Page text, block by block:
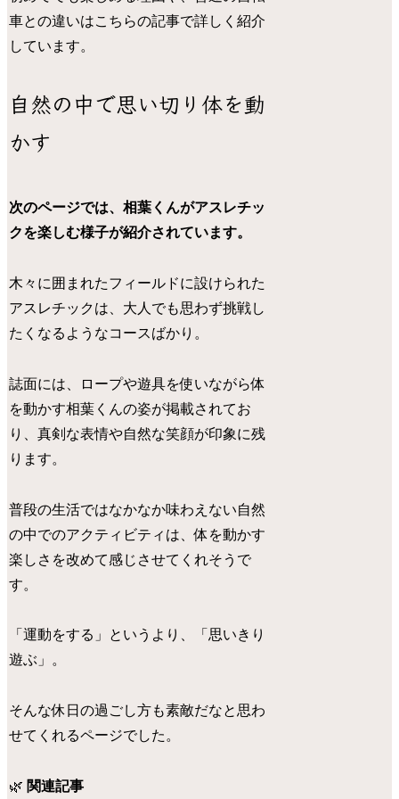
車との違いはこちらの記事で詳しく紹介
しています。
自然の中で思い切り体を動
かす
次のページでは、相葉くんがアスレチッ
クを楽しむ様子が紹介されています。
木々に囲まれたフィールドに設けられた
アスレチックは、大人でも思わず挑戦し
たくなるようなコースばかり。
誌面には、ロープや遊具を使いながら体
を動かす相葉くんの姿が掲載されてお
り、真剣な表情や自然な笑顔が印象に残
ります。
普段の生活ではなかなか味わえない自然
の中でのアクティビティは、体を動かす
楽しさを改めて感じさせてくれそうで
す。
「運動をする」というより、「思いきり
遊ぶ」。
そんな休日の過ごし方も素敵だなと思わ
せてくれるページでした。
🌿 関連記事